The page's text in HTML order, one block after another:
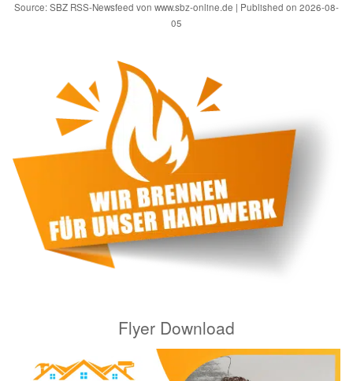
Source: SBZ RSS-Newsfeed von www.sbz-online.de
Published on 2026-08-
05
Flyer Download